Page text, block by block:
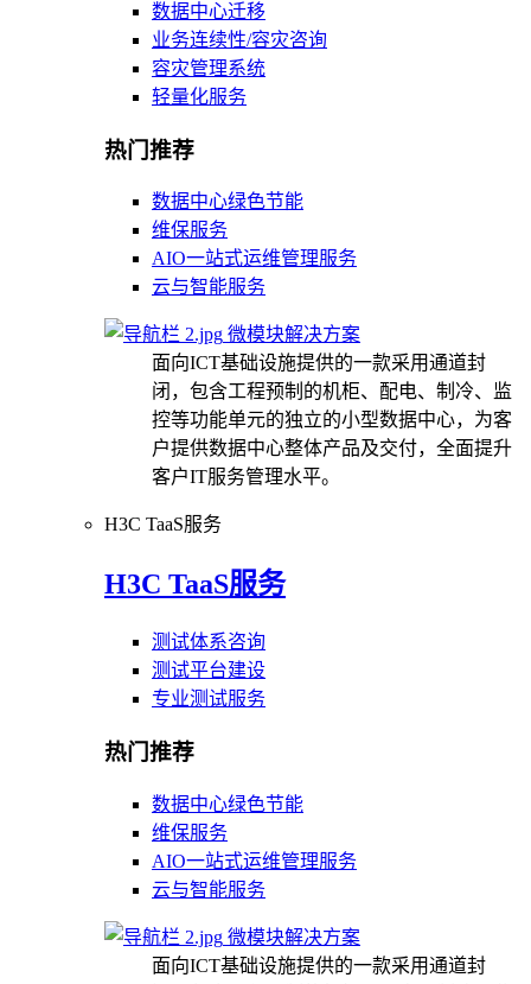
数据中心迁移
业务连续性/容灾咨询
容灾管理系统
轻量化服务
热门推荐
数据中心绿色节能
维保服务
AIO一站式运维管理服务
云与智能服务
微模块解决方案
面向ICT基础设施提供的一款采用通道封
闭，包含工程预制的机柜、配电、制冷、监
控等功能单元的独立的小型数据中心，为客
户提供数据中心整体产品及交付，全面提升
客户IT服务管理水平。
H3C TaaS服务
H3C TaaS服务
测试体系咨询
测试平台建设
专业测试服务
热门推荐
数据中心绿色节能
维保服务
AIO一站式运维管理服务
云与智能服务
微模块解决方案
面向ICT基础设施提供的一款采用通道封